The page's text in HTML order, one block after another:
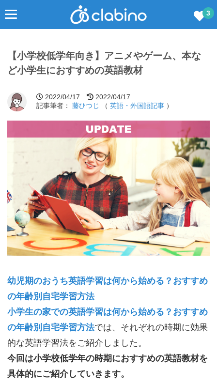
3
【小学校低学年向き】アニメやゲーム、本な
ど小学生におすすめの英語教材
2022/04/17
2022/04/17
記事筆者：
藤ひつじ （ 英語・外国語記事 ）
幼児期のおうち英語学習は何から始める？おすすめ
の年齢別自宅学習方法
小学生の家での英語学習は何から始める？おすすめ
の年齢別自宅学習方法では、それぞれの時期に効果
的な英語学習法をご紹介しました。
今回は小学校低学年の時期におすすめの英語教材を
具体的にご紹介していきます。